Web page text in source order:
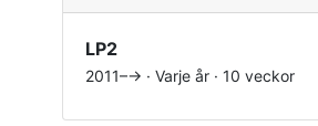
LP2
2011–→ · Varje år · 10 veckor